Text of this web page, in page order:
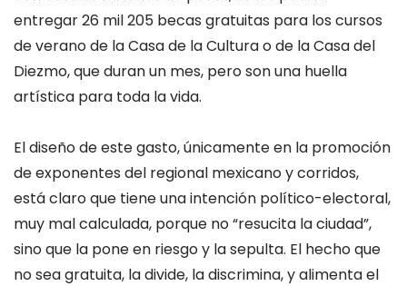
entregar 26 mil 205 becas gratuitas para los cursos
de verano de la Casa de la Cultura o de la Casa del
Diezmo, que duran un mes, pero son una huella
artística para toda la vida.
El diseño de este gasto, únicamente en la promoción
de exponentes del regional mexicano y corridos,
está claro que tiene una intención político-electoral,
muy mal calculada, porque no “resucita la ciudad”,
sino que la pone en riesgo y la sepulta. El hecho que
no sea gratuita, la divide, la discrimina, y alimenta el